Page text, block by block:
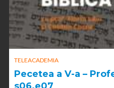
TELEACADEMIA
Pecetea a V-a –
s06.e07